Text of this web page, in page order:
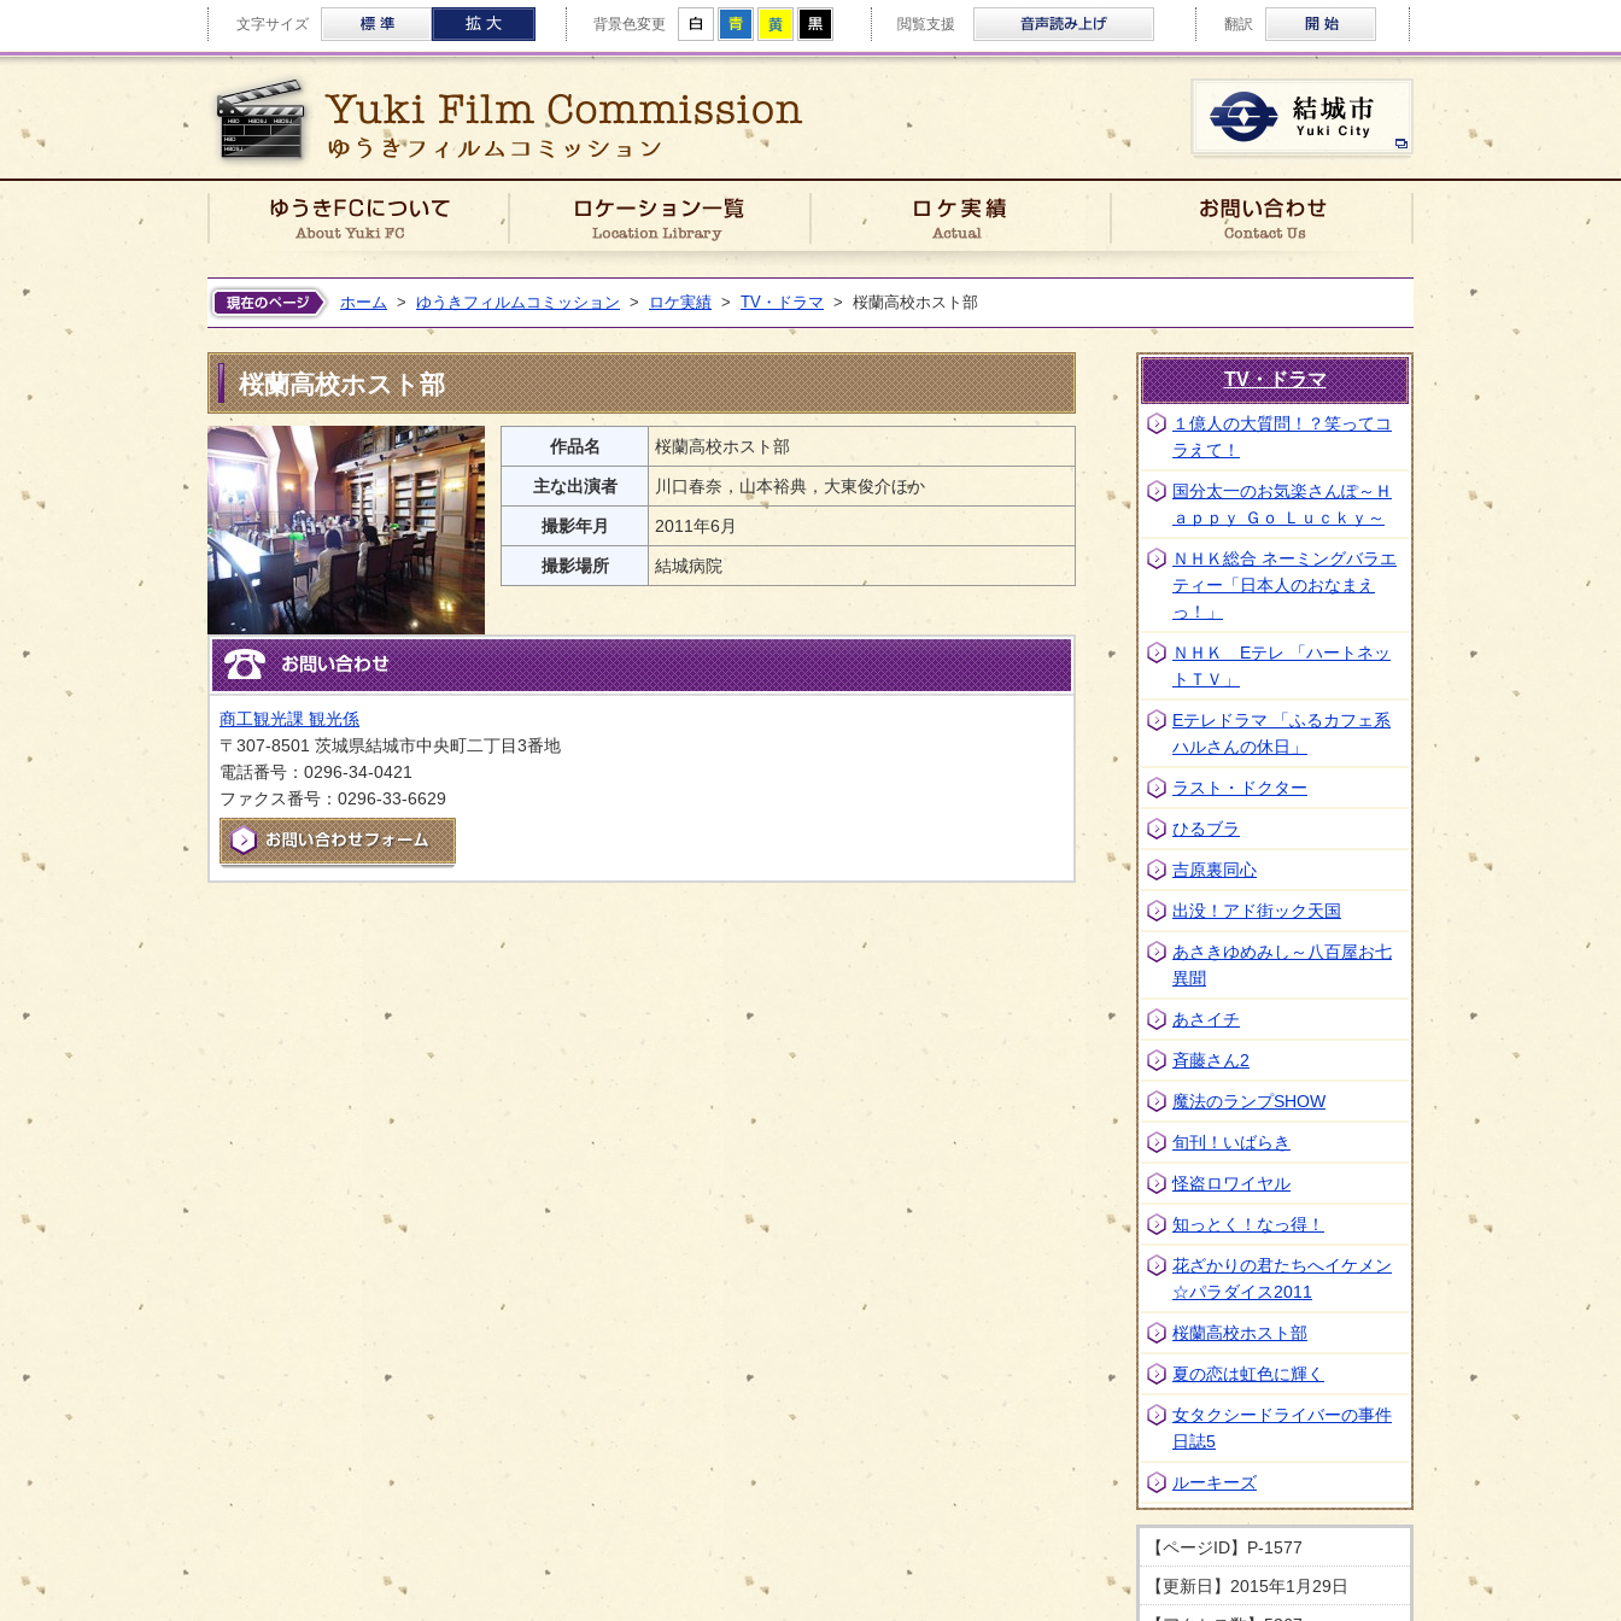
ゆうきFCについて ロケーション一覧
文字サイズ 拡大 背景色変更 白 青 黄 閲覧支援 ふりがな・音声読み上げ
翻訳 Multilingual
ホーム > ゆうきフィルムコミッション > ロケ実績 > TV・ドラマ > 桜蘭高校ホスト部
桜蘭高校ホスト部
作品名 桜蘭高校ホスト部
主な出演者 川口春奈，山本裕典，大東俊介ほか
撮影年月 2011年6月
撮影場所 結城病院
このページの内容に関するお問い合わせ先
商工観光課 観光係
〒307-8501 茨城県結城市中央町二丁目3番地
電話番号：0296-34-0421
ファクス番号：0296-33-6629
TV・ドラマ
１億人の大質問！？笑ってコ
ラえて！
国分太一のお気楽さんぽ～Ｈ
ａｐｐｙ Ｇｏ Ｌｕｃｋｙ～
ＮＨＫ総合 ネーミングバラエ
ティー「日本人のおなまえ
っ！」
ＮＨＫ Eテレ 「ハートネッ
トＴＶ」
Eテレドラマ 「ふるカフェ系
ハルさんの休日」
ラスト・ドクター
ひるブラ
吉原裏同心
出没！アド街ック天国
あさきゆめみし～八百屋お七
異聞
あさイチ
斉藤さん2
魔法のランプSHOW
旬刊！いばらき
怪盗ロワイヤル
知っとく！なっ得！
花ざかりの君たちへイケメン
☆パラダイス2011
桜蘭高校ホスト部
夏の恋は虹色に輝く
女タクシードライバーの事件
日誌5
ルーキーズ
【ページID】 P-1577
【更新日】 2015年1月29日